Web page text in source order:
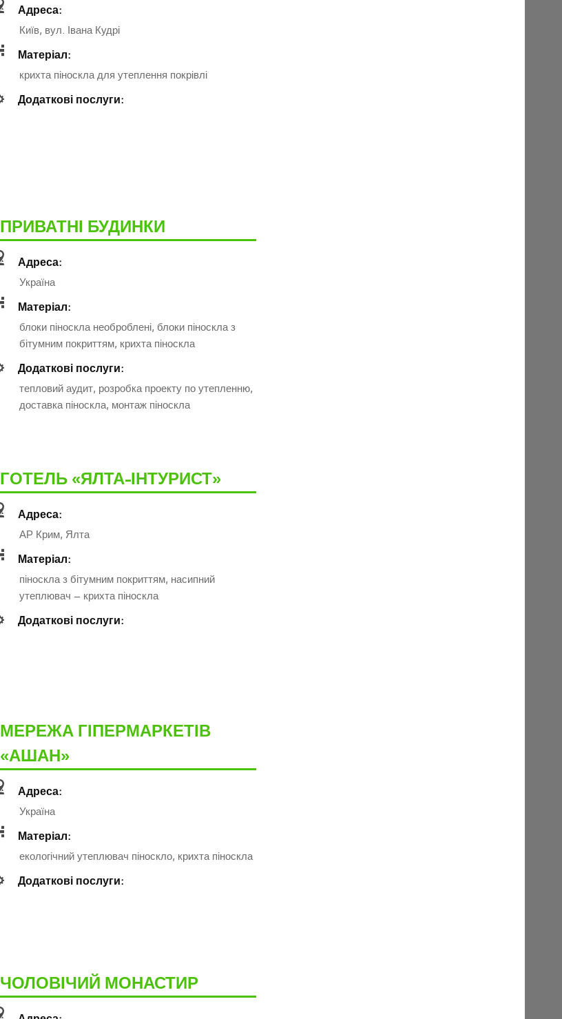
Адреса:
Київ, вул. Івана Кудрі
Матеріал:
крихта піноскла для утеплення покрівлі
Додаткові послуги:
ПРИВАТНІ БУДИНКИ
Адреса:
Україна
Матеріал:
блоки піноскла необроблені, блоки піноскла з
бітумним покриттям, крихта піноскла
Додаткові послуги:
тепловий аудит, розробка проекту по утепленню,
доставка піноскла, монтаж піноскла
ГОТЕЛЬ «ЯЛТА-ІНТУРИСТ»
Адреса:
АР Крим, Ялта
Матеріал:
піноскла з бітумним покриттям, насипний
утеплювач – крихта піноскла
Додаткові послуги:
МЕРЕЖА ГІПЕРМАРКЕТІВ
«АШАН»
Адреса:
Україна
Матеріал:
екологічний утеплювач піноскло, крихта піноскла
Додаткові послуги:
ЧОЛОВІЧИЙ МОНАСТИР